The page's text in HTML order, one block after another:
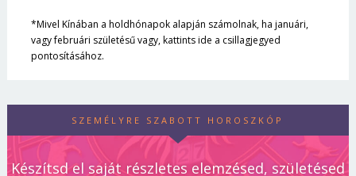
*Mivel Kínában a holdhónapok alapján számolnak, ha januári,
vagy februári születésű vagy, kattints ide a csillagjegyed
pontosításához.
SZEMÉLYRE SZABOTT HOROSZKÓP
Készítsd el saját részletes elemzésed, születésed